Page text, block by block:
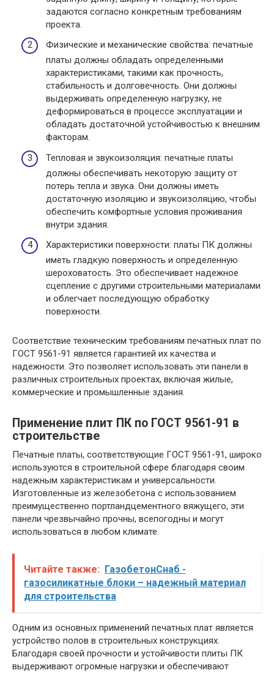
задаются согласно конкретным требованиям
проекта.
Физические и механические свойства: печатные
платы должны обладать определенными
характеристиками, такими как прочность,
стабильность и долговечность. Они должны
выдерживать определенную нагрузку, не
деформироваться в процессе эксплуатации и
обладать достаточной устойчивостью к внешним
факторам.
Тепловая и звукоизоляция: печатные платы
должны обеспечивать некоторую защиту от
потерь тепла и звука. Они должны иметь
достаточную изоляцию и звукоизоляцию, чтобы
обеспечить комфортные условия проживания
внутри здания.
Характеристики поверхности: платы ПК должны
иметь гладкую поверхность и определенную
шероховатость. Это обеспечивает надежное
сцепление с другими строительными материалами
и облегчает последующую обработку
поверхности.
Соответствие техническим требованиям печатных плат по
ГОСТ 9561-91 является гарантией их качества и
надежности. Это позволяет использовать эти панели в
различных строительных проектах, включая жилые,
коммерческие и промышленные здания.
Применение плит ПК по ГОСТ 9561-91 в
строительстве
Печатные платы, соответствующие ГОСТ 9561-91, широко
используются в строительной сфере благодаря своим
надежным характеристикам и универсальности.
Изготовленные из железобетона с использованием
преимущественно портландцементного вяжущего, эти
панели чрезвычайно прочны, всепогодны и могут
использоваться в любом климате.
Читайте также: ГазобетонСнаб -
газосиликатные блоки – надежный материал
для строительства
Одним из основных применений печатных плат является
устройство полов в строительных конструкциях.
Благодаря своей прочности и устойчивости плиты ПК
выдерживают огромные нагрузки и обеспечивают